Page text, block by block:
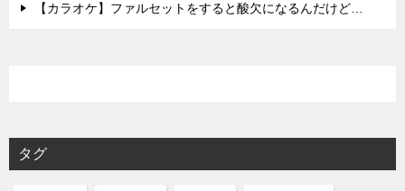
【カラオケ】ファルセットをすると酸欠になるんだけど…
タグ